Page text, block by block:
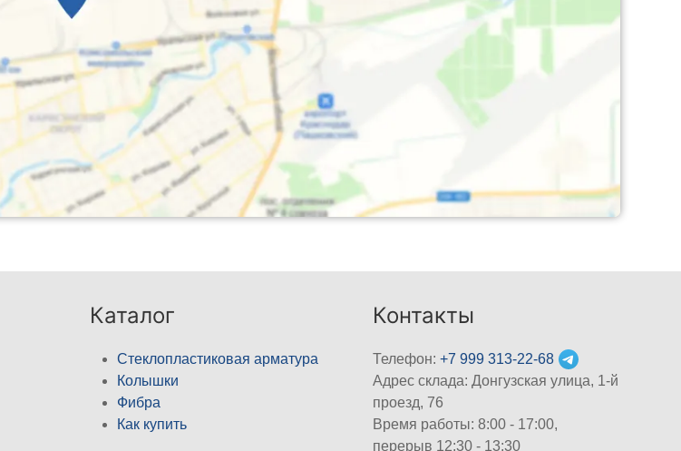
Каталог
Стеклопластиковая арматура
Колышки
Фибра
Как купить
Контакты
Телефон:+7 999 313-22-68
Адрес склада: Донгузская улица, 1-й
проезд, 76
Время работы: 8:00 - 17:00,
перерыв 12:30 - 13:30